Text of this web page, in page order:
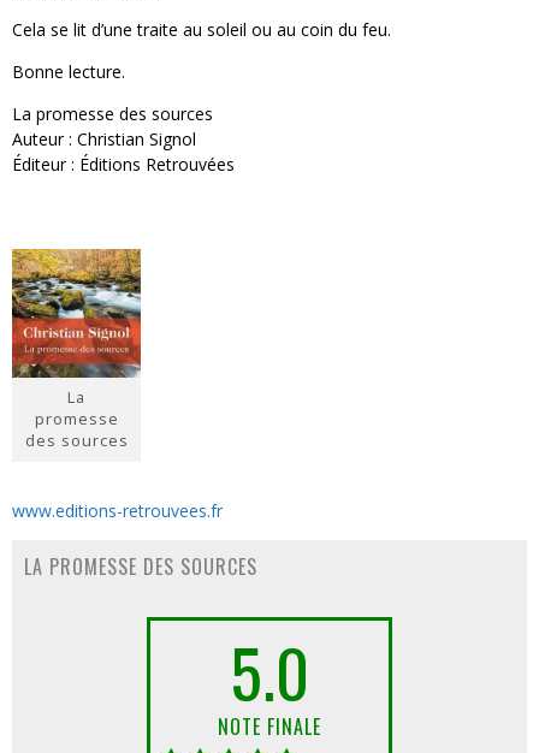
Cela se lit d’une traite au soleil ou au coin du feu.
Bonne lecture.
La promesse des sources
Auteur : Christian Signol
Éditeur : Éditions Retrouvées
La
promesse
des sources
www.editions-retrouvees.fr
LA PROMESSE DES SOURCES
5.0
NOTE FINALE